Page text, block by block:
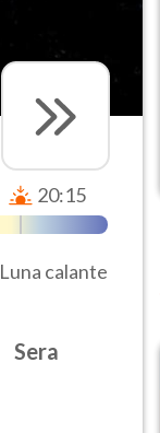
20:15
Luna calante
Sera